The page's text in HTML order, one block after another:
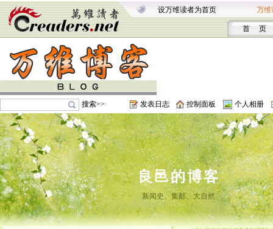
设万维读者为首页 万维
首 页
搜索>> 发表日志 控制面板 个人相册
良邑的博客
新闻史、集邮、大自然